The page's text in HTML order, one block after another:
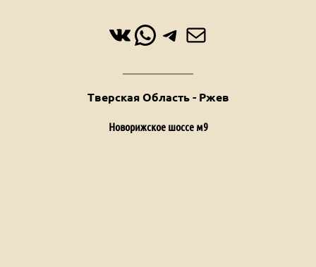
ВКонтакте
WhatsApp
Telegram
Почта
Тверская Область - Ржев
Новорижское шоссе м9